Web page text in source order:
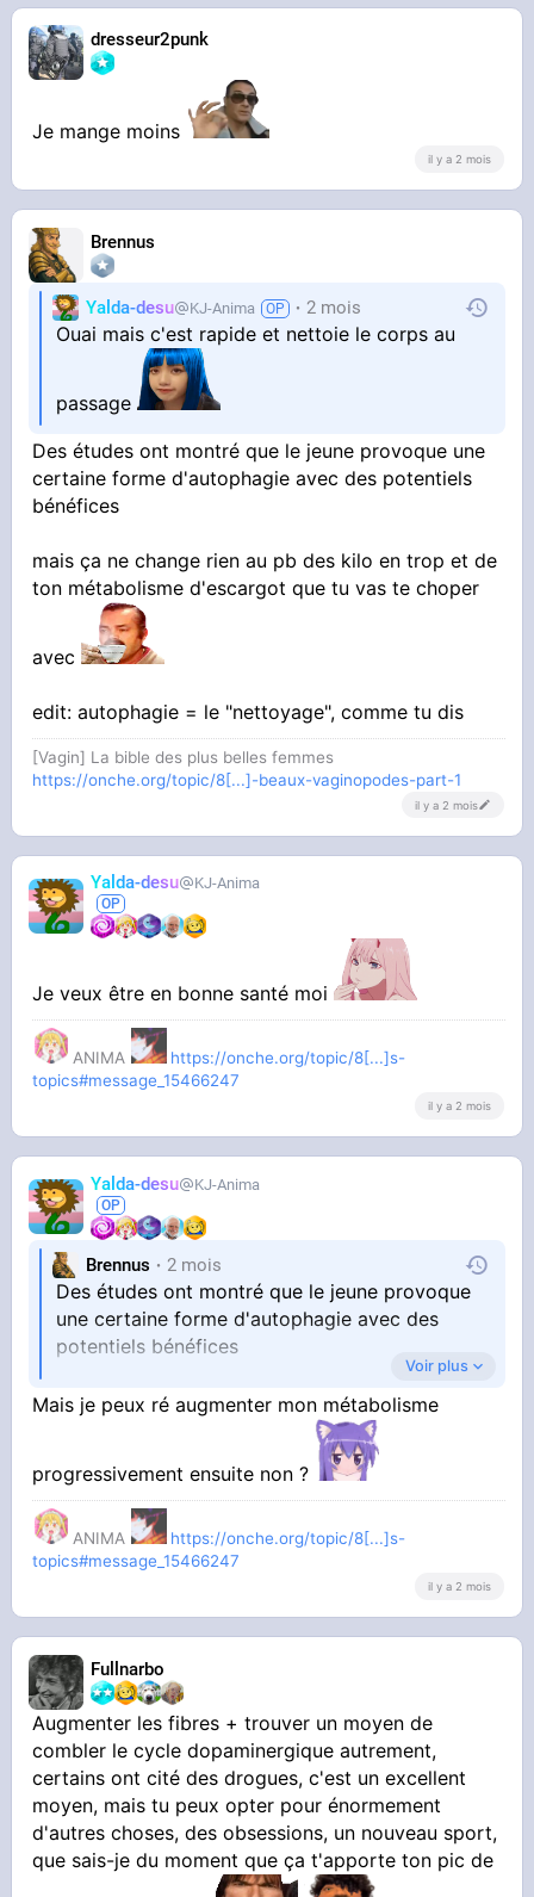
dresseur2punk
Je mange moins
il y a 2 mois
Brennus
Yalda-desu KJ-Anima 2 mois
Ouai mais c'est rapide et nettoie le corps au
passage
Des études ont montré que le jeune provoque une
certaine forme d'autophagie avec des potentiels
bénéfices
mais ça ne change rien au pb des kilo en trop et de
ton métabolisme d'escargot que tu vas te choper
avec
edit: autophagie = le "nettoyage", comme tu dis
[Vagin] La bible des plus belles femmes
https://onche.org/topic/8[...]-beaux-vaginopodes-part-1
il y a 2 mois
Yalda-desu KJ-Anima
Je veux être en bonne santé moi
ANIMA
https://onche.org/topic/8[...]s-
topics#message_15466247
il y a 2 mois
Yalda-desu KJ-Anima
Brennus 2 mois
Des études ont montré que le jeune provoque
une certaine forme d'autophagie avec des
potentiels bénéfices
mais ça ne change rien au pb des kilo en trop
et de ton métabolisme d'escargot que tu vas te
choper avec
edit: autophagie = le "nettoyage", comme tu dis
Voir plus
Mais je peux ré augmenter mon métabolisme
progressivement ensuite non ?
ANIMA
https://onche.org/topic/8[...]s-
topics#message_15466247
il y a 2 mois
Fullnarbo
Augmenter les fibres + trouver un moyen de
combler le cycle dopaminergique autrement,
certains ont cité des drogues, c'est un excellent
moyen, mais tu peux opter pour énormement
d'autres choses, des obsessions, un nouveau sport,
que sais-je du moment que ça t'apporte ton pic de